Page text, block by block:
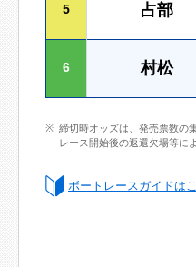
5 占部
6 村松
締切時オッズは、発売票数の
レース開始後の返還欠場等に
ボートレースガイドは